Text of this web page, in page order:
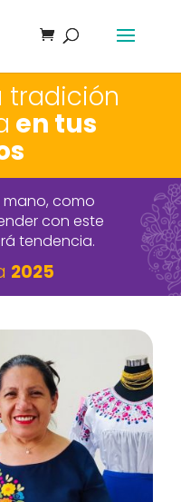
tradición
en tus
mano, como
con este
tendencia.
2025